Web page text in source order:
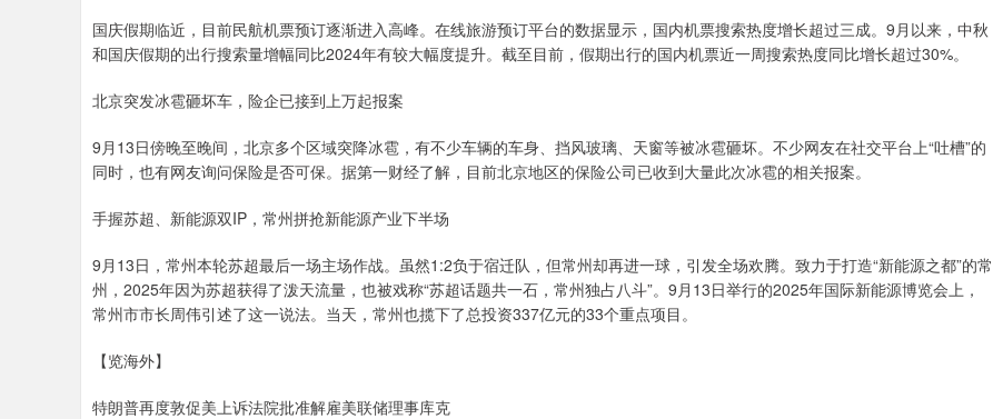
国庆假期临近，目前民航机票预订逐渐进入高峰。在线旅游预订平台的数据显示，国内机票搜索热度增长超过三成。9月以来，中秋
和国庆假期的出行搜索量增幅同比2024年有较大幅度提升。截至目前，假期出行的国内机票近一周搜索热度同比增长超过30%。
北京突发冰雹砸坏车，险企已接到上万起报案
9月13日傍晚至晚间，北京多个区域突降冰雹，有不少车辆的车身、挡风玻璃、天窗等被冰雹砸坏。不少网友在社交平台上“吐槽”的
同时，也有网友询问保险是否可保。据第一财经了解，目前北京地区的保险公司已收到大量此次冰雹的相关报案。
手握苏超、新能源双IP，常州拼抢新能源产业下半场
9月13日，常州本轮苏超最后一场主场作战。虽然1:2负于宿迁队，但常州却再进一球，引发全场欢腾。致力于打造“新能源之都”的常
州，2025年因为苏超获得了泼天流量，也被戏称“苏超话题共一石，常州独占八斗”。9月13日举行的2025年国际新能源博览会上，
常州市市长周伟引述了这一说法。当天，常州也揽下了总投资337亿元的33个重点项目。
【览海外】
特朗普再度敦促美上诉法院批准解雇美联储理事库克